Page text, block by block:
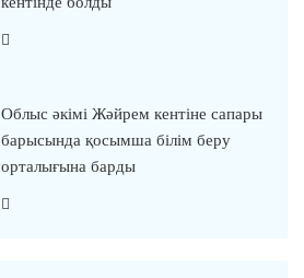
Облыс әкімі Жәйрем кентіне сапары
барысында қосымша білім беру
орталығына барды